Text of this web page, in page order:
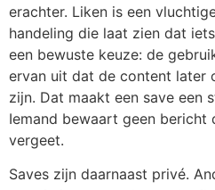
erachter. Liken is een
handeling die laat zien dat
een bewuste keuze: de
ervan uit dat de content later
zijn. Dat maakt een save een
Iemand bewaart geen bericht
vergeet.
Saves zijn daarnaast privé.